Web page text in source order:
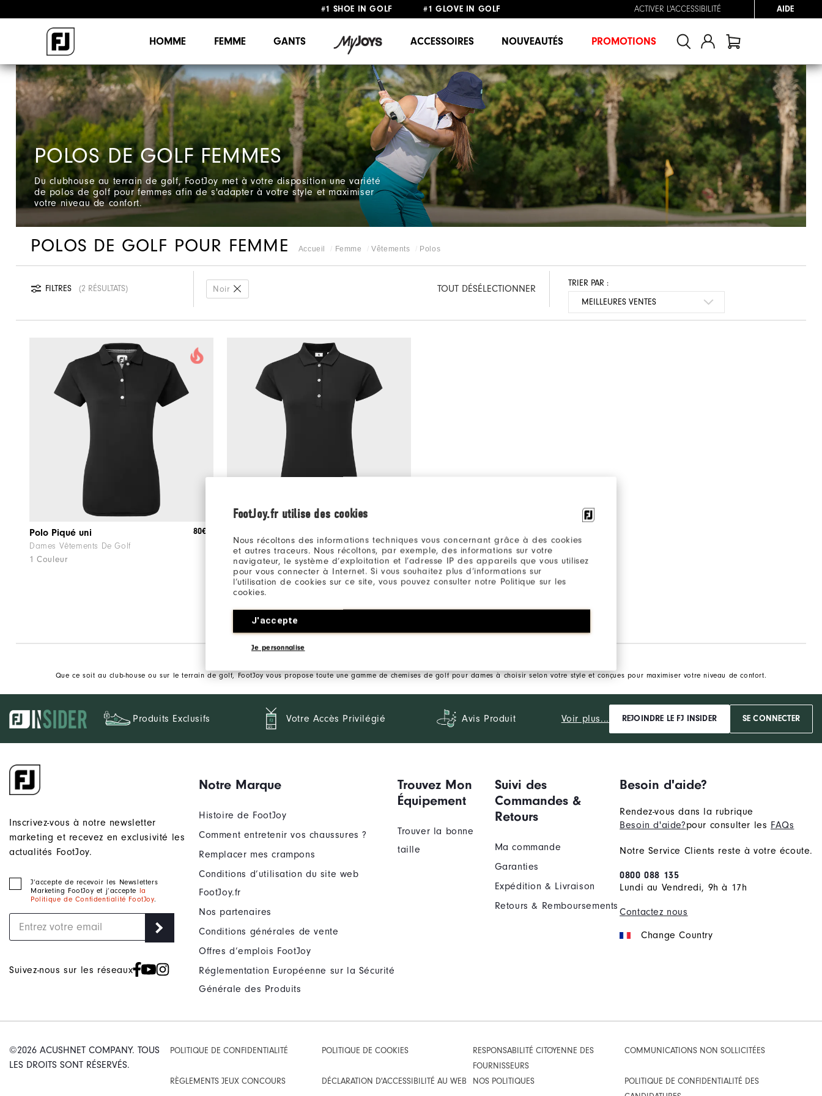
FootJoy.fr utilise des cookies
Nous récoltons des informations techniques vous concernant grâce à des cookies
et autres traceurs. Nous récoltons, par exemple, des informations sur votre
navigateur, le système d’exploitation et l’adresse IP des appareils que vous utilisez
pour vous connecter à Internet. Si vous souhaitez plus d’informations sur
l’utilisation de cookies sur ce site, vous pouvez consulter notre Politique sur les
cookies.
J'accepte
Je personnalise
#1 SHOE IN GOLF #1 GLOVE IN GOLF
ACTIVER L'ACCESSIBILITÉ AIDE
HOMME FEMME GANTS ACCESSOIRES NOUVEAUTÉS PROMOTIONS
POLOS DE GOLF FEMMES
Du clubhouse au terrain de golf, FootJoy met à votre disposition une variété
de polos de golf pour femmes afin de s'adapter à votre style et maximiser
votre niveau de confort.
Accueil Femme Vêtements Polos
POLOS DE GOLF POUR FEMME
FILTRES 2 RÉSULTATS Noir TOUT DÉSÉLECTIONNER
TRIER PAR :
Polo Piqué uni
Dames Vêtements De Golf
1 Couleur
80€
Dames Vêtements De Golf
1 Couleur
Que ce soit au club-house ou sur le terrain de golf, FootJoy vous propose toute une gamme de chemises de golf pour dames à choisir selon votre style et conçues pour maximiser votre niveau de confort.
Produits Exclusifs Votre Accès Privilégié Avis Produit Voir plus... REJOINDRE LE FJ INSIDER SE CONNECTER
Inscrivez-vous à notre newsletter
marketing et recevez en exclusivité les
actualités FootJoy.
J‘accepte de recevoir les Newsletters
Marketing FootJoy et j’accepte la
Politique de Confidentialité FootJoy.
Suivez-nous sur les réseaux
Notre Marque
Histoire de FootJoy
Comment entretenir vos chaussures ?
Remplacer mes crampons
Conditions d’utilisation du site web
FootJoy.fr
Nos partenaires
Conditions générales de vente
Offres d’emplois FootJoy
Réglementation Européenne sur la Sécurité
Générale des Produits
Trouvez Mon
Équipement
Trouver la bonne
taille
Suivi des
Commandes &
Retours
Ma commande
Garanties
Expédition & Livraison
Retours & Remboursements
Besoin d'aide?
Rendez-vous dans la rubrique
Besoin d'aide?pour consulter les FAQs
Notre Service Clients reste à votre écoute.
0800 088 135
Lundi au Vendredi, 9h à 17h
Contactez nous
Change Country
©2026 ACUSHNET COMPANY. TOUS
LES DROITS SONT RÉSERVÉS.
POLITIQUE DE CONFIDENTIALITÉ POLITIQUE DE COOKIES
RESPONSABILITÉ CITOYENNE DES
FOURNISSEURS
COMMUNICATIONS NON SOLLICITÉES
RÈGLEMENTS JEUX CONCOURS DÉCLARATION D'ACCESSIBILITÉ AU WEB NOS POLITIQUES
POLITIQUE DE CONFIDENTIALITÉ DES